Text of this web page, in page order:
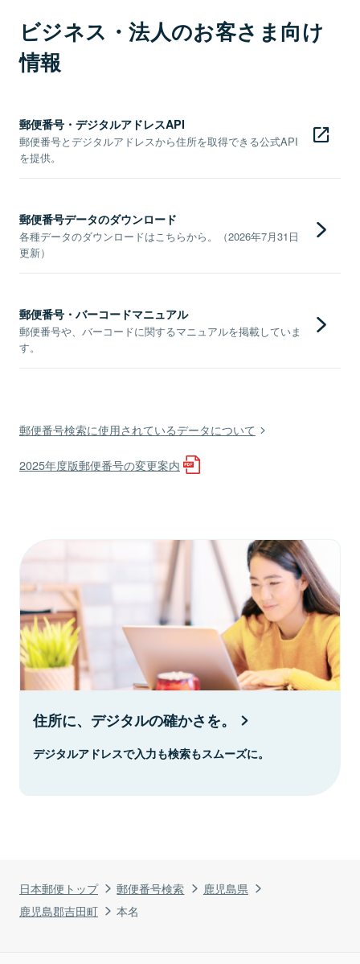
日本郵便トップ 郵便番号検索
鹿児島県
鹿児島郡吉田町
本名
ビジネス・法人のお客さま向け
情報
郵便番号・デジタルアドレスAPI
郵便番号とデジタルアドレスから住所を取得できる公式API
を提供。
郵便番号データのダウンロード
各種データのダウンロードはこちらから。（2026年7月31日
更新）
郵便番号・バーコードマニュアル
郵便番号や、バーコードに関するマニュアルを掲載していま
す。
郵便番号検索に使用されているデータについて
2025年度版郵便番号の変更案内
住所に、デジタルの確かさを。
デジタルアドレスで入力も検索もスムーズに。